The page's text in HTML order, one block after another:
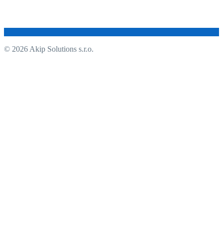
© 2026 Akip Solutions s.r.o.